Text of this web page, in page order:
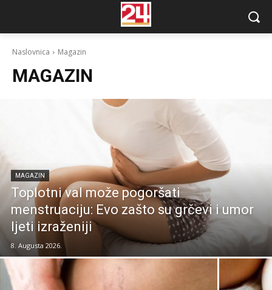
Naslovnica Magazin
MAGAZIN
MAGAZIN
Toplotni val može pogoršati
menstruaciju: Evo zašto su grčevi i umor
ljeti izraženiji
8. Augusta 2026.